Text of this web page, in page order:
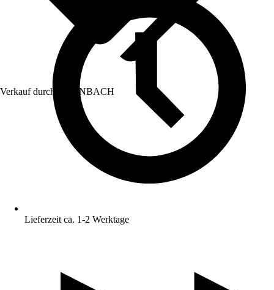
Verkauf durch: HORNBACH
Lieferzeit ca. 1-2 Werktage